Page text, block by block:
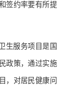
签约率要有所提
生服务项目是国
政策，通过实施
，对居民健康问